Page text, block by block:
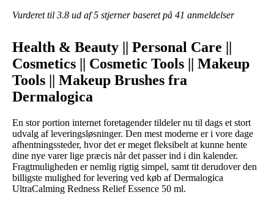
Vurderet til 3.8 ud af 5 stjerner baseret på 41 anmeldelser
Health & Beauty || Personal Care ||
Cosmetics || Cosmetic Tools || Makeup
Tools || Makeup Brushes fra
Dermalogica
En stor portion internet foretagender tildeler nu til dags et stort
udvalg af leveringsløsninger. Den mest moderne er i vore dage
afhentningssteder, hvor det er meget fleksibelt at kunne hente
dine nye varer lige præcis når det passer ind i din kalender.
Fragtmuligheden er nemlig rigtig simpel, samt tit derudover den
billigste mulighed for levering ved køb af Dermalogica
UltraCalming Redness Relief Essence 50 ml.